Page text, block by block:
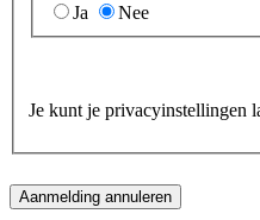
Ja Nee
Je kunt je privacyinstellingen